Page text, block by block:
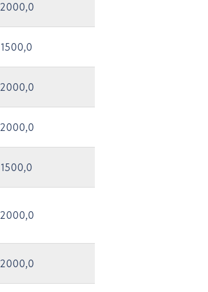
2000,0
1500,0
2000,0
2000,0
1500,0
2000,0
2000,0